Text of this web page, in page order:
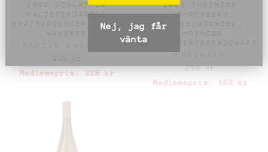
2022 SCHLATTER
MALTESERGARTEN
SPÄTBURGUNDER BADEN
WASSMER
Medlemspris:
228 kr
2023 IHRINGER
FOHRENBERG
WEISSBURGUNDER,
IHRINGER
WINZERGENOSSENSCHAFT
219 kr
Medlemspris:
163 kr
Nej, jag får
vänta